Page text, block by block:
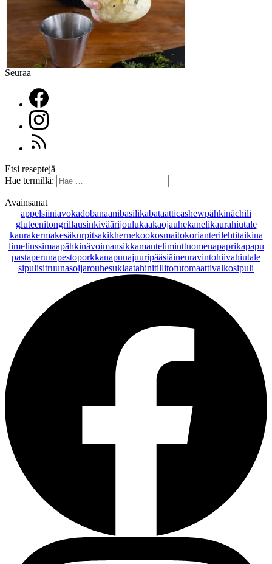
Seuraa
Etsi reseptejä
Hae termillä:
Avainsanat
appelsiiniavokadobanaanibasilikabataatticashewpähkinächili
gluteenitongrillausinkiväärijoulukaakaojauhekanelikaurahiutale
kaurakermakesäkurpitsakikhernekookosmaitokorianterilehtitaikina
limelinssimaapähkinävoimansikkamanteliminttuomenapaprikapapu
pastaperunapestoporkkanapunajuuripääsiäinenravintohiivahiutale
sipulisitruunasoijarouhesuklaatahinitillitofutomaattivalkosipuli